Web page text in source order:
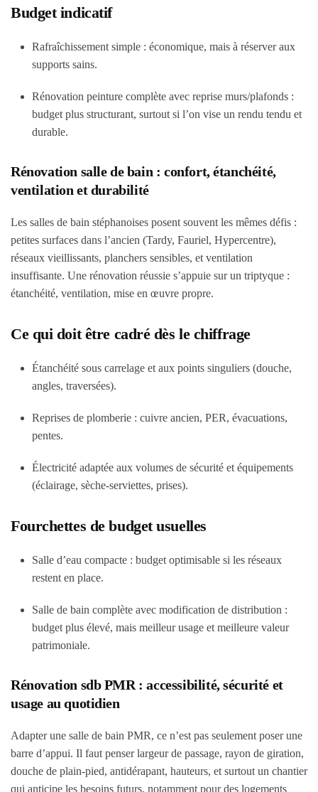
Budget indicatif
Rafraîchissement simple : économique, mais à réserver aux
supports sains.
Rénovation peinture complète avec reprise murs/plafonds :
budget plus structurant, surtout si l’on vise un rendu tendu et
durable.
Rénovation salle de bain : confort, étanchéité,
ventilation et durabilité
Les salles de bain stéphanoises posent souvent les mêmes défis :
petites surfaces dans l’ancien (Tardy, Fauriel, Hypercentre),
réseaux vieillissants, planchers sensibles, et ventilation
insuffisante. Une rénovation réussie s’appuie sur un triptyque :
étanchéité, ventilation, mise en œuvre propre.
Ce qui doit être cadré dès le chiffrage
Étanchéité sous carrelage et aux points singuliers (douche,
angles, traversées).
Reprises de plomberie : cuivre ancien, PER, évacuations,
pentes.
Électricité adaptée aux volumes de sécurité et équipements
(éclairage, sèche-serviettes, prises).
Fourchettes de budget usuelles
Salle d’eau compacte : budget optimisable si les réseaux
restent en place.
Salle de bain complète avec modification de distribution :
budget plus élevé, mais meilleur usage et meilleure valeur
patrimoniale.
Rénovation sdb PMR : accessibilité, sécurité et
usage au quotidien
Adapter une salle de bain PMR, ce n’est pas seulement poser une
barre d’appui. Il faut penserlargeur de passage, rayon de giration,
douche de plain-pied, antidérapant, hauteurs, et surtout un chantier
qui anticipe les besoins futurs, notamment pour des logements